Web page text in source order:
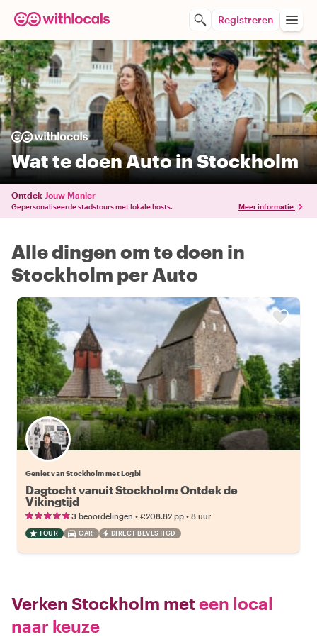
Registreren
Wat te doen Auto in Stockholm
Ontdek Jouw Manier
Gepersonaliseerde stadstours met lokale hosts. Meer informatie
Alle dingen om te doen in
Stockholm per Auto
Geniet van Stockholm met Logbi
Dagtocht vanuit Stockholm: Ontdek de
Vikingtijd
3 beoordelingen • €208.82 pp • 8 uur
TOUR CAR DIRECT BEVESTIGD
Verken Stockholm meteen local
naar keuze